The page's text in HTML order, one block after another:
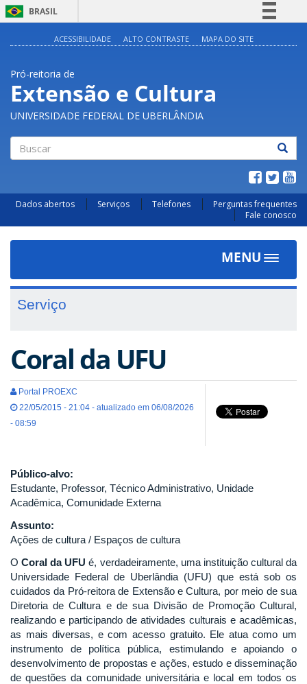
BRASIL
Acesso à informação
Legislação
Canais
ACESSIBILIDADE ALTO CONTRASTE MAPA DO SITE
Pró-reitoria de
Extensão e Cultura
UNIVERSIDADE FEDERAL DE UBERLÂNDIA
Dados abertos Serviços Telefones
Perguntas frequentes
Fale conosco
MENU
Toggle
Serviço
Coral da UFU
Portal PROEXC
22/05/2015 - 21:04 - atualizado em 06/08/2026
- 08:59
Público-alvo:
Estudante, Professor, Técnico Administrativo, Unidade
Acadêmica, Comunidade Externa
Assunto:
Ações de cultura / Espaços de cultura
OCoral da UFU é, verdadeiramente, uma instituição cultural da
Universidade Federal de Uberlândia (UFU) que está sob os
cuidados da Pró-reitora de Extensão e Cultura, por meio de sua
Diretoria de Cultura e de sua Divisão de Promoção Cultural,
realizando e participando de atividades culturais e acadêmicas,
as mais diversas, e com acesso gratuito. Ele atua como um
instrumento de política pública, estimulando e apoiando o
desenvolvimento de propostas e ações, estudo e disseminação
de questões da comunidade universitária e local em todos os